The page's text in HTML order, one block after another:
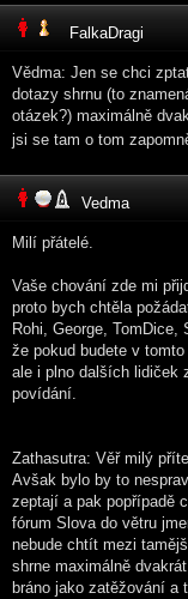
FalkaDragi
Vědma: Jen se chci
dotazy shrnu (to
otázek?) maximálně
jsi se tam o tom
Vedma
Milí přátelé.
Vaše chování zde mi
proto bych chtěla
Rohi, George,
že pokud budete v
ale i plno dalších lidiček
povídání.
Zathasutra: Věř milý
Avšak bylo by to
zeptají a pak popřípadě
fórum Slova do větru
nebude chtít mezi
shrne maximálně
bráno jako zatěžování a